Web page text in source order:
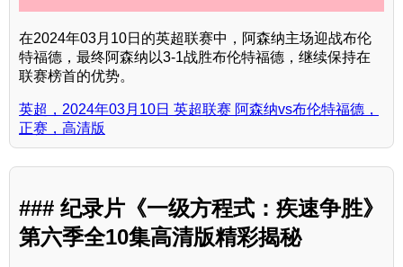
在2024年03月10日的英超联赛中，阿森纳主场迎战布伦
特福德，最终阿森纳以3-1战胜布伦特福德，继续保持在
联赛榜首的优势。
英超，2024年03月10日 英超联赛 阿森纳vs布伦特福德，
正赛，高清版
### 纪录片《一级方程式：疾速争胜》
第六季全10集高清版精彩揭秘